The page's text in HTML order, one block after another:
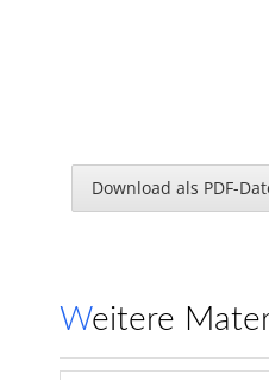
Download als PDF-
Weitere